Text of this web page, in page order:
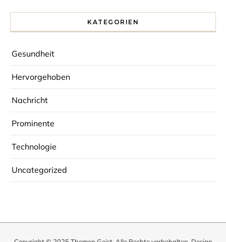
KATEGORIEN
Gesundheit
Hervorgehoben
Nachricht
Prominente
Technologie
Uncategorized